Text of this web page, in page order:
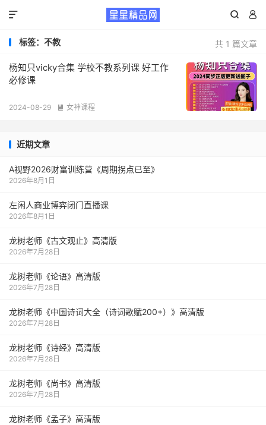
 

共 1 篇文章
标签：不教
杨知只vicky合集 学校不教系列课 好工作
必修课
2024-08-29  女神课程
近期文章
A视野2026财富训练营《周期拐点已至》
2026年8月1日
左闲人商业博弈闭门直播课
2026年8月1日
龙树老师《古文观止》高清版
2026年7月28日
龙树老师《论语》高清版
2026年7月28日
龙树老师《中国诗词大全（诗词歌赋200+）》高清版
2026年7月28日
龙树老师《诗经》高清版
2026年7月28日
龙树老师《尚书》高清版
2026年7月28日
龙树老师《孟子》高清版